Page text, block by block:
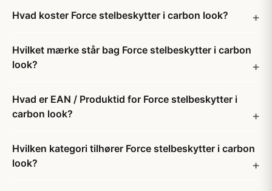
Hvad koster Force stelbeskytter i carbon look?
Hvilket mærke står bag Force stelbeskytter i carbon
look?
Hvad er EAN / Produktid for Force stelbeskytter i
carbon look?
Hvilken kategori tilhører Force stelbeskytter i carbon
look?